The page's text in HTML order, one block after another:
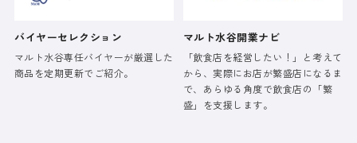
バイヤーセレクション
マルト水谷専任バイヤーが厳選した
商品を定期更新でご紹介。
マルト水谷開業ナビ
「飲食店を経営したい！」と考えて
から、実際にお店が繁盛店になるま
で、あらゆる角度で飲食店の「繁
盛」を支援します。